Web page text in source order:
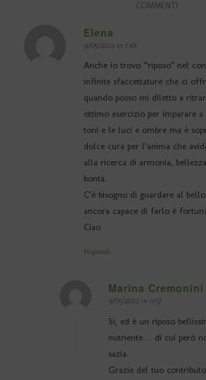
COMMENTI
Elena
dice:
31/05/2022 in 7:48
Anche io trovo “riposo” nel
infinite sfaccettature che ci
quando posso mi diletto a
ottimo esercizio per imparare a
toni e le luci e ombre ma è
dolce cura per l’anima che
alla ricerca di armonia,
bontà.
C’è bisogno di guardare al
ancora capace di farlo è
Ciao
Rispondi
Marina Cremonini
dice:
31/05/2022 in 17:57
Si, ed è un riposo
nutriente… di cui però
sazia.
Grazie del tuo